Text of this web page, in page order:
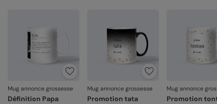
emballage adapté, pour un résultat intact à l'ouverture.
Votre satisfaction, notre priorité
Si vous constatez le moindre souci lié à l'impression ou à
l’acheminement, contactez-nous dans les 30 jours. Nous
nous occupons de tout et relançons une impression si
En revanche, si le point concerne la personnalisation que
Mug annonce grossesse
Définition Papa
Mug annonce grossesse
Promotion tata
Mug annonce
Promotion